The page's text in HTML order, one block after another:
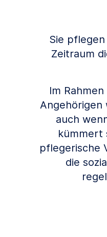
Sie
Zeitraum
Im
Angehörigen
auch
kümmert
pflegerische
die